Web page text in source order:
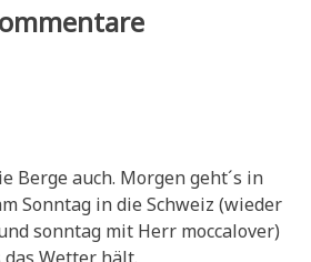
Ber­ge auch. Mor­gen geht´s in
Sonn­tag in die Schweiz (wie­der
sonn­tag mit Herr moc­calover)